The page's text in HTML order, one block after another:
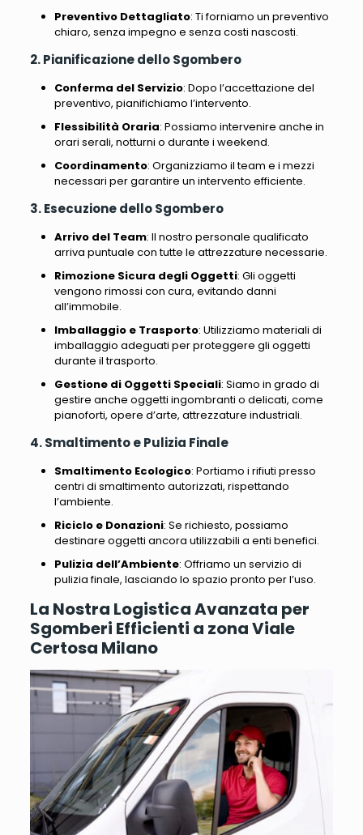
Preventivo Dettagliato: Ti forniamo un preventivo
chiaro, senza impegno e senza costi nascosti.
2. Pianificazione dello Sgombero
Conferma del Servizio: Dopo l’accettazione del
preventivo, pianifichiamo l’intervento.
Flessibilità Oraria: Possiamo intervenire anche in
orari serali, notturni o durante i weekend.
Coordinamento: Organizziamo il team e i mezzi
necessari per garantire un intervento efficiente.
3. Esecuzione dello Sgombero
Arrivo del Team: Il nostro personale qualificato
arriva puntuale con tutte le attrezzature necessarie.
Rimozione Sicura degli Oggetti: Gli oggetti
vengono rimossi con cura, evitando danni
all’immobile.
Imballaggio e Trasporto: Utilizziamo materiali di
imballaggio adeguati per proteggere gli oggetti
durante il trasporto.
Gestione di Oggetti Speciali: Siamo in grado di
gestire anche oggetti ingombranti o delicati, come
pianoforti, opere d’arte, attrezzature industriali.
4. Smaltimento e Pulizia Finale
Smaltimento Ecologico: Portiamo i rifiuti presso
centri di smaltimento autorizzati, rispettando
l’ambiente.
Riciclo e Donazioni: Se richiesto, possiamo
destinare oggetti ancora utilizzabili a enti benefici.
Pulizia dell’Ambiente: Offriamo un servizio di
pulizia finale, lasciando lo spazio pronto per l’uso.
La Nostra Logistica Avanzata per
Sgomberi Efficienti a zona Viale
Certosa Milano